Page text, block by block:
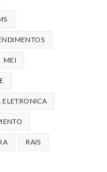
MEI
ELETRONICA
RAIS